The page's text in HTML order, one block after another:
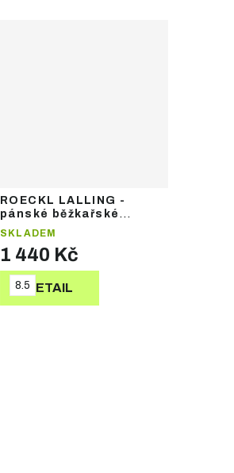
ROECKL LALLING -
pánské běžkařské
rukavice
SKLADEM
1 440 Kč
DETAIL
8.5